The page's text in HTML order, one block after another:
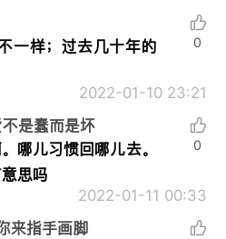
一样；过去几十年的
2022-01-10 23:21
0
是蠢而是坏
哪儿习惯回哪儿去。
思吗
2022-01-11 00:33
0
来指手画脚